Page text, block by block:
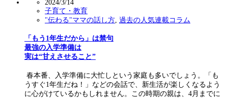
2024/3/14
子育て・教育
"伝わる"ママの話し方 過去の人気連載コラム
「もう1年生だから」は禁句
最強の入学準備は
実は“甘えさせること”
春本番、入学準備に大忙しという家庭も多いでしょう。「も
うすぐ1年生だね！」などの会話で、新生活が楽しくなるよう
に心がけているかもしれません。この時期の親は、4月までに